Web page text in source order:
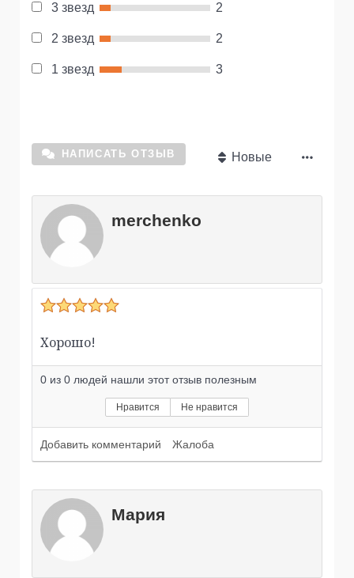
3 звезд 2
2 звезд 2
1 звезд 3
НАПИСАТЬ ОТЗЫВ Новые
merchenko
Хорошо!
0 из 0 людей нашли этот отзыв полезным
Нравится Не нравится
Добавить комментарий Жалоба
Мария